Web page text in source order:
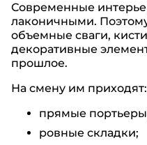
Современные
лаконичными.
объемные сваги,
декоративные
прошлое.
На смену им приходят:
прямые
ровные складки;